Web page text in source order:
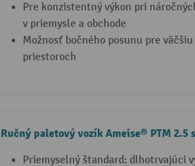
Pre konzistentný výkon pri
v priemysle a obchode
Možnosť bočného posunu pre
priestoroch
Ručný paletový vozík Ameise® PTM 2.5
Priemyselný štandard: dlhotrvajúci